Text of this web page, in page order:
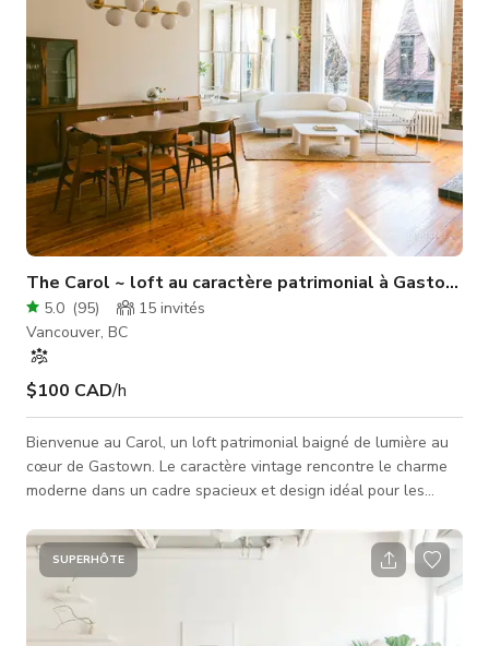
The Carol ~ loft au caractère patrimonial à Gastown
5.0 (95) 15 invités
Vancouver, BC
$100 CAD/h
Bienvenue au Carol, un loft patrimonial baigné de lumière au
cœur de Gastown. Le caractère vintage rencontre le charme
moderne dans un cadre spacieux et design idéal pour les
intimes. De hauts plafonds, de grandes fenêtres, une brique
restaurée et des planchers en sapin d'origine créent un décor
intemporel avec une excellente lumière naturelle et de
multiples angles de prise de vue. La disposition ouverte
comprend une gra
SUPERHÔTE